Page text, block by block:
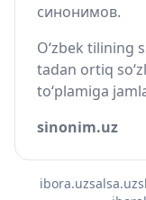
синонимов.
O‘zbek tilining
tadan ortiq
to‘plamiga
sinonim.uz
ibora.uzsalsa.uz